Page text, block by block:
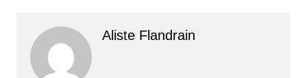
Aliste Flandrain